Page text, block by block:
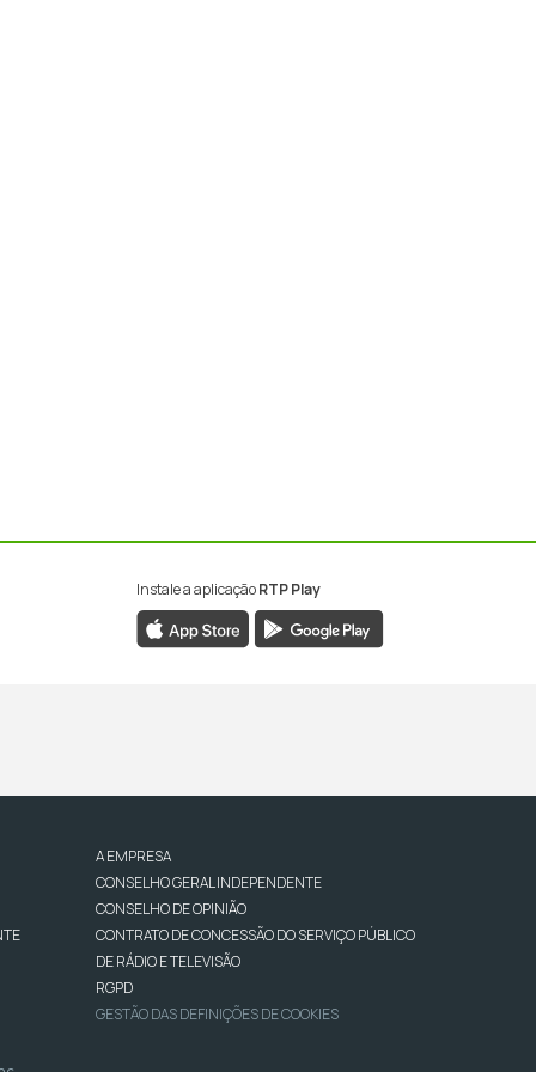
Instale a aplicaçãoRTP Play
A EMPRESA
CONSELHO GERAL INDEPENDENTE
CONSELHO DE OPINIÃO
CONTRATO DE CONCESSÃO DO SERVIÇO PÚBLICO
DE RÁDIO E TELEVISÃO
RGPD
GESTÃO DAS DEFINIÇÕES DE COOKIES